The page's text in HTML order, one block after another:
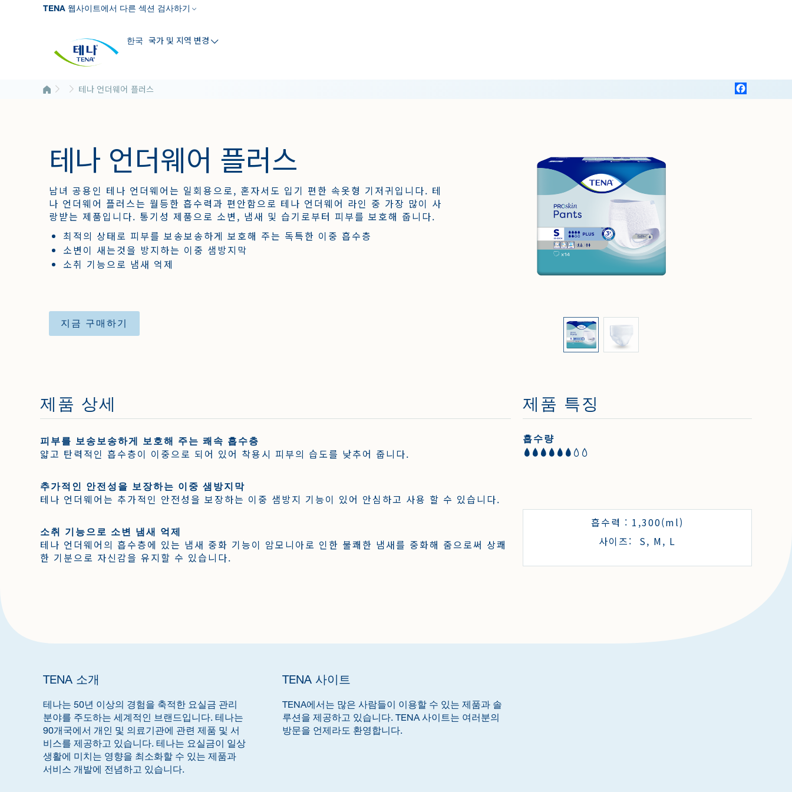
TENA 웹사이트에서 다른 섹션 검사하기
한국 국가 및 지역 변경
테나 언더웨어 플러스 Facebook
테나 언더웨어 플러스
남녀 공용인 테나 언더웨어는 일회용으로, 혼자서도 입기 편한 속옷형 기저귀입니다. 테
나 언더웨어 플러스는 월등한 흡수력과 편안함으로 테나 언더웨어 라인 중 가장 많이 사
랑받는 제품입니다. 통기성 제품으로 소변, 냄새 및 습기로부터 피부를 보호해 줍니다.
최적의 상태로 피부를 보송보송하게 보호해 주는 독특한 이중 흡수층
소변이 새는것을 방지하는 이중 샘방지막
소취 기능으로 냄새 억제
지금 구매하기
제품 상세
피부를 보송보송하게 보호해 주는 쾌속 흡수층
얇고 탄력적인 흡수층이 이중으로 되어 있어 착용시 피부의 습도를 낮추어 줍니다.
추가적인 안전성을 보장하는 이중 샘방지막
테나 언더웨어는 추가적인 안전성을 보장하는 이중 샘방지 기능이 있어 안심하고 사용 할 수 있습니다.
소취 기능으로 소변 냄새 억제
테나 언더웨어의 흡수층에 있는 냄새 중화 기능이 암모니아로 인한 불쾌한 냄새를 중화해 줌으로써 상쾌
한 기분으로 자신감을 유지할 수 있습니다.
제품 특징
흡수량
흡수력 : 1,300(ml)
사이즈: S, M, L
TENA 소개
테나는 50년 이상의 경험을 축적한 요실금 관리
분야를 주도하는 세계적인 브랜드입니다. 테나는
90개국에서 개인 및 의료기관에 관련 제품 및 서
비스를 제공하고 있습니다. 테나는 요실금이 일상
생활에 미치는 영향을 최소화할 수 있는 제품과
서비스 개발에 전념하고 있습니다.
TENA 사이트
TENA에서는 많은 사람들이 이용할 수 있는 제품과 솔
루션을 제공하고 있습니다. TENA 사이트는 여러분의
방문을 언제라도 환영합니다.